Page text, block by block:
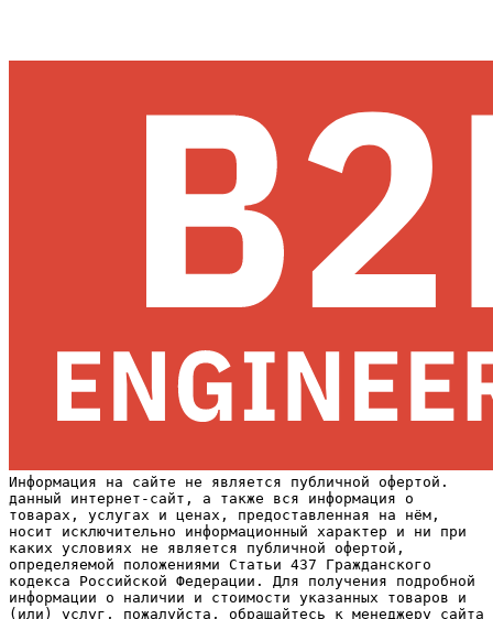
Информация на сайте не является публичной офертой.
данный интернет-сайт, а также вся информация о
товарах, услугах и ценах, предоставленная на нём,
носит исключительно информационный характер и ни при
каких условиях не является публичной офертой,
определяемой положениями Статьи 437 Гражданского
кодекса Российской Федерации. Для получения подробной
информации о наличии и стоимости указанных товаров и
(или) услуг, пожалуйста, обращайтесь к менеджеру сайта